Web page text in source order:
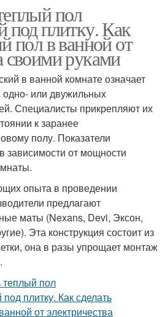
пол
под плитку. Как
пол в ванной от
своими руками
в ванной комнате означает
одно- или двужильных
Специалисты прикрепляют их
к заранее
полу. Показатели
зависимости от мощности
опыта в проведении
предлагают
маты (Nexans, Devi, Эксон,
Эта конструкция состоит из
она в разы упрощает монтаж